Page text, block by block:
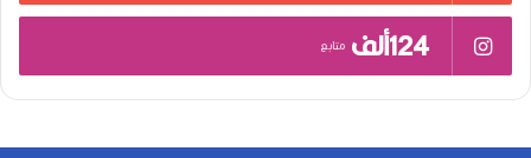
124ألف متابع